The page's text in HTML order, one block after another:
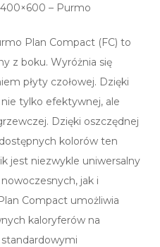
– Purmo
Plan Compact (FC) to
z boku. Wyróżnia się
płyty czołowej. Dzięki
tylko efektywnej, ale
Dzięki oszczędnej
kolorów ten
jest niezwykle uniwersalny
jak i
Compact umożliwia
kaloryferów na